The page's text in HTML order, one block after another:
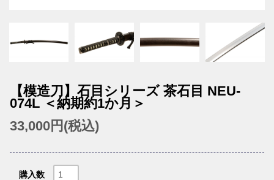
【模造刀】石目シリーズ 茶石目 NEU-
074L ＜納期約1か月＞
33,000円(税込)
購入数